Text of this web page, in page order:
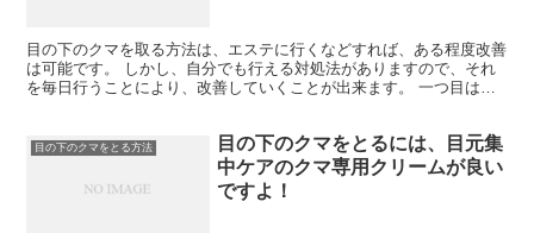
目の下のクマを取る方法は、エステに行くなどすれば、ある程度改善
は可能です。 しかし、自分でも行える対処法がありますので、それ
を毎日行うことにより、改善していくことが出来ます。 一つ目は、
目の下のクマをとる方法
目の下のクマをとるには、目元集
中ケアのクマ専用クリームが良い
ですよ！